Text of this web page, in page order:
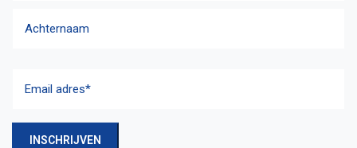
adres(Vereist)
INSCHRIJVEN